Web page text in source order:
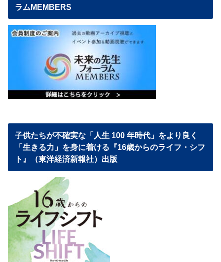
ラムMEMBERS
子供たちが不確実な「人生 100 年時代」をより良く
「生きる力」を身に着ける『16歳からのライフ・シフ
ト』（東洋経済新報社）出版